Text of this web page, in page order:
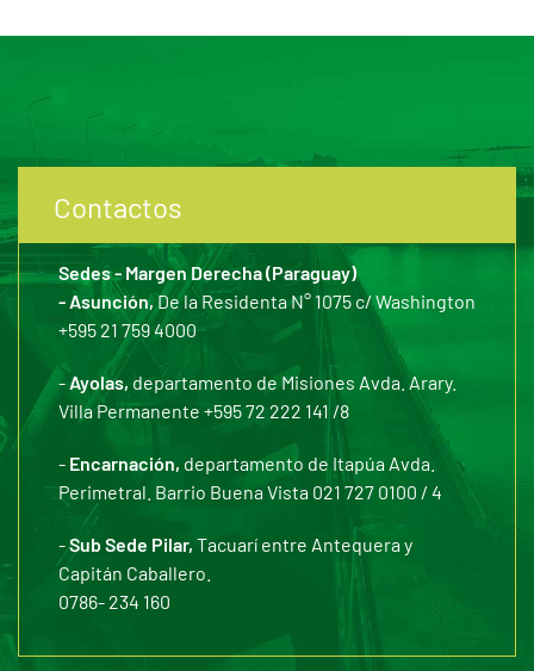
Contactos
Sedes - Margen Derecha (Paraguay)
- Asunción,De la Residenta N° 1075 c/ Washington
+595 21 759 4000
- Ayolas, departamento de Misiones Avda. Arary.
Villa Permanente +595 72 222 141 /8
- Encarnación, departamento de Itapúa Avda.
Perimetral. Barrio Buena Vista 021 727 0100 / 4
-Sub Sede Pilar, Tacuarí entre Antequera y
Capitán Caballero.
0786- 234 160